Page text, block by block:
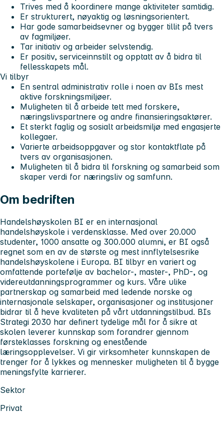
Trives med å koordinere mange aktiviteter samtidig.
Er strukturert, nøyaktig og løsningsorientert.
Har gode samarbeidsevner og bygger tillit på tvers
av fagmiljøer.
Tar initiativ og arbeider selvstendig.
Er positiv, serviceinnstilt og opptatt av å bidra til
fellesskapets mål.
Vi tilbyr
En sentral administrativ rolle i noen av BIs mest
aktive forskningsmiljøer.
Muligheten til å arbeide tett med forskere,
næringslivspartnere og andre finansieringsaktører.
Et sterkt faglig og sosialt arbeidsmiljø med engasjerte
kollegaer.
Varierte arbeidsoppgaver og stor kontaktflate på
tvers av organisasjonen.
Muligheten til å bidra til forskning og samarbeid som
skaper verdi for næringsliv og samfunn.
Om bedriften
Handelshøyskolen BI er en internasjonal
handelshøyskole i verdensklasse. Med over 20.000
studenter, 1000 ansatte og 300.000 alumni, er BI også
regnet som en av de største og mest innflytelsesrike
handelshøyskolene i Europa. BI tilbyr en variert og
omfattende portefølje av bachelor-, master-, PhD-, og
videreutdanningsprogrammer og kurs. Våre ulike
partnerskap og samarbeid med ledende norske og
internasjonale selskaper, organisasjoner og institusjoner
bidrar til å heve kvaliteten på vårt utdanningstilbud. BIs
Strategi 2030 har definert tydelige mål for å sikre at
skolen leverer kunnskap som forandrer gjennom
førsteklasses forskning og enestående
læringsopplevelser. Vi gir virksomheter kunnskapen de
trenger for å lykkes og mennesker muligheten til å bygge
meningsfylte karrierer.
Sektor
Privat